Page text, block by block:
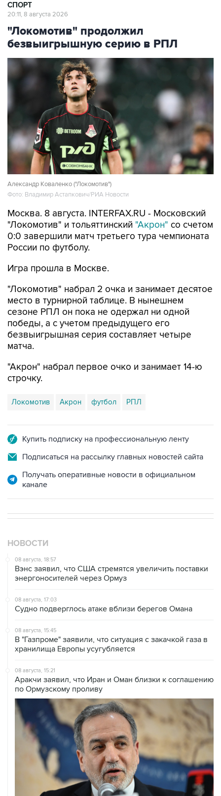
СПОРТ
20:11, 8 августа 2026
"Локомотив" продолжил
безвыигрышную серию в РПЛ
Александр Коваленко ("Локомотив")
Фото: Владимир Астапкович/РИА Новости
Москва. 8 августа. INTERFAX.RU - Московский
"Локомотив" и тольяттинский "Акрон" со счетом
0:0 завершили матч третьего тура чемпионата
России по футболу.
Игра прошла в Москве.
"Локомотив" набрал 2 очка и занимает десятое
место в турнирной таблице. В нынешнем
сезоне РПЛ он пока не одержал ни одной
победы, а с учетом предыдущего его
безвыигрышная серия составляет четыре
матча.
"Акрон" набрал первое очко и занимает 14-ю
строчку.
Локомотив Акрон футбол РПЛ
Купить подписку на профессиональную ленту
Подписаться на рассылку главных новостей сайта
Получать оперативные новости в официальном
канале
НОВОСТИ
08 августа, 18:57
Вэнс заявил, что США стремятся увеличить поставки
энергоносителей через Ормуз
08 августа, 17:03
Судно подверглось атаке вблизи берегов Омана
08 августа, 15:45
В "Газпроме" заявили, что ситуация с закачкой газа в
хранилища Европы усугубляется
08 августа, 15:21
Аракчи заявил, что Иран и Оман близки к соглашению
по Ормузскому проливу